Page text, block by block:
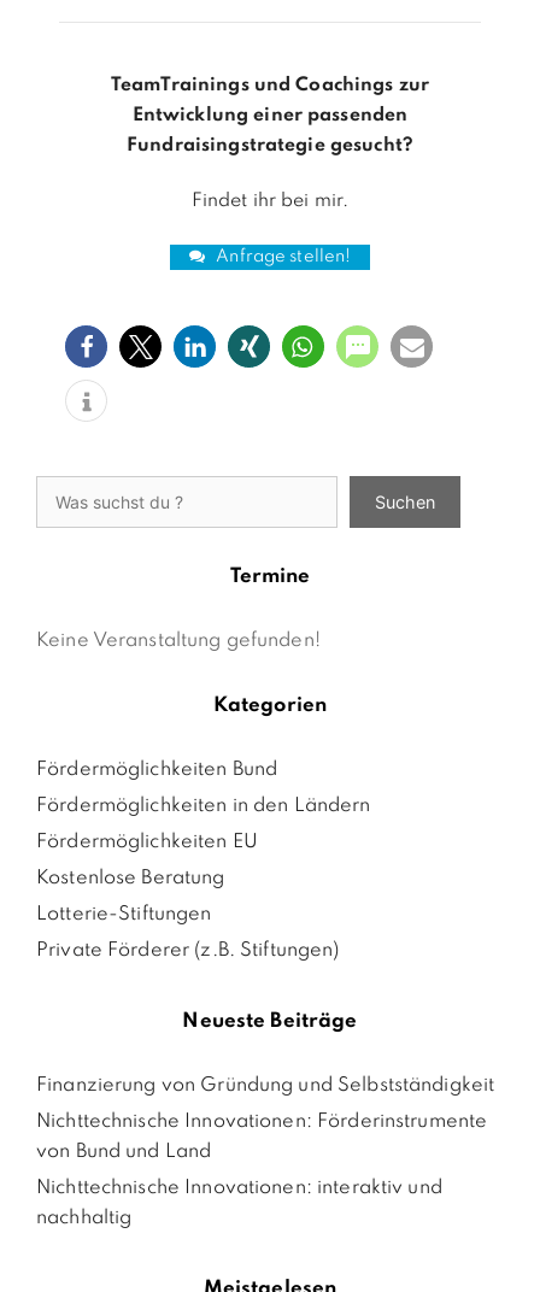
TeamTrainings und Coachings zur
Entwicklung einer passenden
Fundraisingstrategie gesucht?
Findet ihr bei mir.
Anfrage stellen!
Suchen
Termine
Keine Veranstaltung gefunden!
Kategorien
Fördermöglichkeiten Bund
Fördermöglichkeiten in den Ländern
Fördermöglichkeiten EU
Kostenlose Beratung
Lotterie-Stiftungen
Private Förderer (z.B. Stiftungen)
Neueste Beiträge
Finanzierung von Gründung und Selbstständigkeit
Nichttechnische Innovationen: Förderinstrumente
von Bund und Land
Nichttechnische Innovationen: interaktiv und
nachhaltig